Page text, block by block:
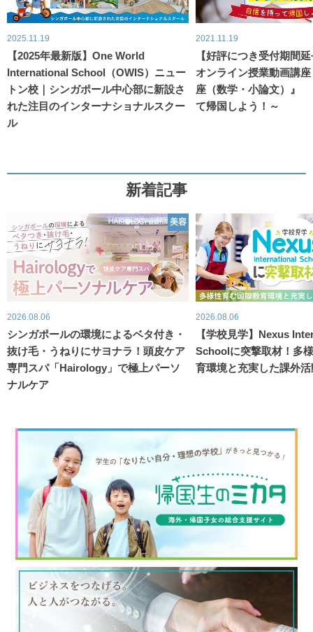
2025.11.19
【2025年最新版】One World
International School（OWIS）ニュー
トン校｜シンガポール中心部に新設さ
れた注目のインターナショナルスクー
ル
2021.11.19
【好評につき受付期間
オンライン授業動画講
座（数学・小論文）』
て帰国しよう！～
新着記事
美容
2026.08.06
シンガポールの環境によるベタ付き・
抜け毛・うねりにサヨナラ！頭皮ケア
専門スパ「Hairology」で極上パーソ
ナルケア
2026.08.06
【学校見学】Nexus
Schoolに突撃取材！多
育環境と充実した課外